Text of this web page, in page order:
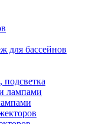
для бассейнов
лампами